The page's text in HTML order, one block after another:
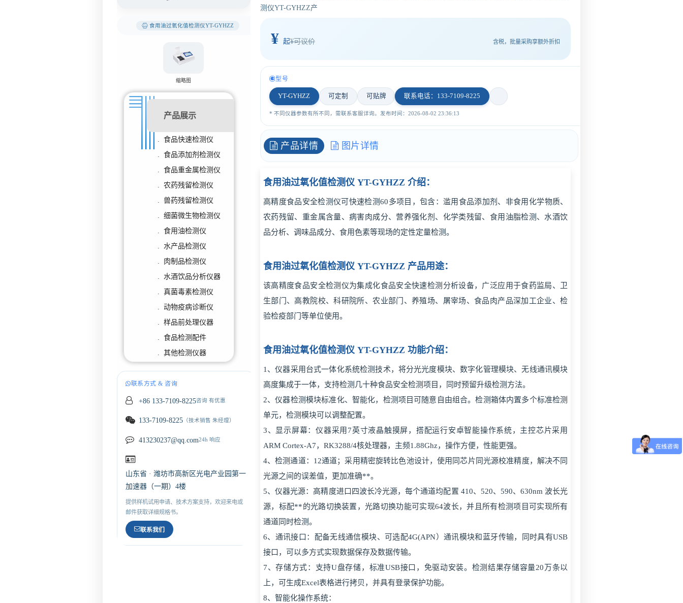
食用油过氧化值检测仪YT-GYHZZ
缩略图
产品展示
. 食品快速检测仪
. 食品添加剂检测仪
. 食品重金属检测仪
. 农药残留检测仪
. 兽药残留检测仪
. 细菌微生物检测仪
. 食用油检测仪
. 水产品检测仪
. 肉制品检测仪
. 水酒饮品分析仪器
. 真菌毒素检测仪
. 动物疫病诊断仪
. 样品前处理仪器
. 食品检测配件
. 其他检测仪器
联系方式 & 咨询
+86 133-7109-8225咨询 有优惠
133-7109-8225（技术销售 朱经理）
413230237@qq.com24h 响应
山东省 · 潍坊市高新区光电产业园第一
加速器（一期）4楼
提供样机试用申请、技术方案支持，欢迎来电或
邮件获取详细规格书。
联系我们
测仪YT-GYHZZ产
¥ 起¥可议价 含税，批量采购享额外折扣
型号
YT-GYHZZ 可定制 可贴牌 联系电话：133-7109-8225
* 不同仪器参数有所不同，需联系客服详询。发布时间：2026-08-02 23:36:13
产品详情 图片详情
食用油过氧化值检测仪 YT-GYHZZ 介绍：
高精度食品安全检测仪可快速检测60多项目，包含：滥用食品添加剂、非食用化学物质、
农药残留、重金属含量、病害肉成分、营养强化剂、化学类残留、食用油脂检测、水酒饮
品分析、调味品成分、食用色素等现场的定性定量检测。
食用油过氧化值检测仪 YT-GYHZZ 产品用途：
该高精度食品安全检测仪为集成化食品安全快速检测分析设备，广泛应用于食药监局、卫
生部门、高教院校、科研院所、农业部门、养殖场、屠宰场、食品肉产品深加工企业、检
验检疫部门等单位使用。
食用油过氧化值检测仪 YT-GYHZZ 功能介绍：
1、仪器采用台式一体化系统检测技术，将分光光度模块、数字化管理模块、无线通讯模块
高度集成于一体，支持检测几十种食品安全检测项目，同时预留升级检测方法。
2、仪器检测模块标准化、智能化，检测项目可随意自由组合。检测箱体内置多个标准检测
单元，检测模块可以调整配置。
3、显示屏幕：仪器采用7英寸液晶触摸屏，搭配运行安卓智能操作系统，主控芯片采用
ARM Cortex-A7，RK3288/4核处理器，主频1.88Ghz，操作方便，性能更强。
4、检测通道：12通道；采用精密旋转比色池设计，使用同芯片同光源校准精度，解决不同
光源之间的误差值，更加准确**。
5、仪器光源：高精度进口四波长冷光源，每个通道均配置 410、520、590、630nm 波长光
源，标配**的光路切换装置，光路切换功能可实现64波长，并且所有检测项目可实现所有
通道同时检测。
6、通讯接口：配备无线通信模块、可选配4G(APN）通讯模块和蓝牙传输，同时具有USB
接口，可以多方式实现数据保存及数据传输。
7、存储方式：支持U盘存储，标准USB接口，免驱动安装。检测结果存储容量20万条以
上，可生成Excel表格进行拷贝，并具有登录保护功能。
8、智能化操作系统：